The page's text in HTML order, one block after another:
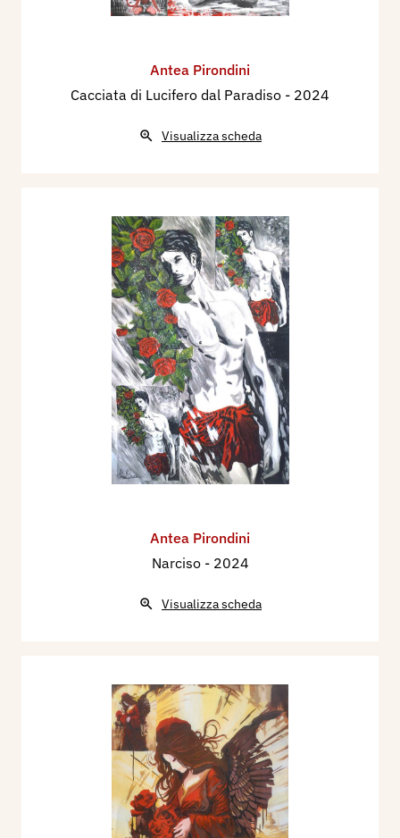
Antea Pirondini
Cacciata di Lucifero dal Paradiso - 2024
Visualizza scheda
Antea Pirondini
Narciso - 2024
Visualizza scheda